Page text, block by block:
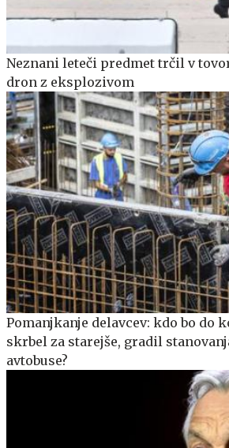
Neznani leteči predmet trčil v
dron z eksplozivom
Pomanjkanje delavcev: kdo bo do
skrbel za starejše, gradil
avtobuse?